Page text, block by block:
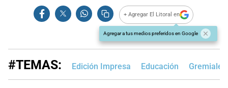
+ Agregar El Litoral en
Agregar a tus medios preferidos en Google
#TEMAS: Edición Impresa Educación Gremiales